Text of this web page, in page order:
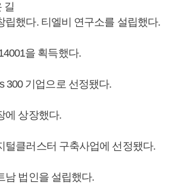
길
립했다. 티엘비 연구소를 설립했다.
을 획득했다.
300 기업으로 선정됐다.
에 상장했다.
털클러스터 구축사업에 선정됐다.
남 법인을 설립했다.